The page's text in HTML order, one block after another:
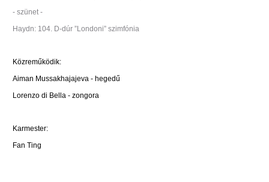
- szünet -
Haydn: 104. D-dúr ”Londoni” szimfónia
Közreműködik:
Aiman Mussakhajajeva - hegedű
Lorenzo di Bella - zongora
Karmester:
Fan Ting